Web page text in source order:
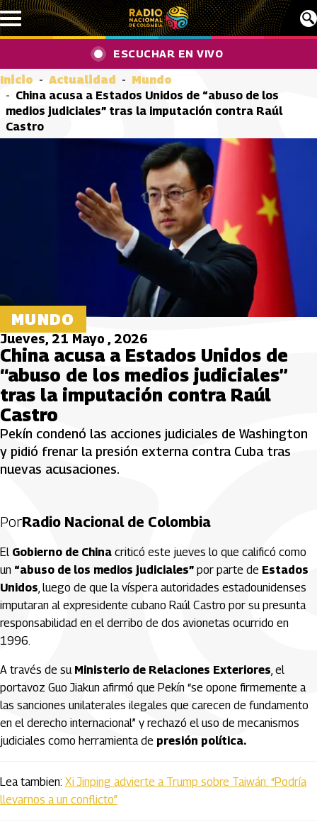
Pasar al contenido principal
ESCUCHAR EN VIVO
Inicio Actualidad
Mundo
China acusa a Estados Unidos de “abuso de los
medios judiciales” tras la imputación contra Raúl
Castro
MUNDO
Jueves, 21 Mayo , 2026
China acusa a Estados Unidos de
“abuso de los medios judiciales”
tras la imputación contra Raúl
Castro
Pekín condenó las acciones judiciales de Washington
y pidió frenar la presión externa contra Cuba tras
nuevas acusaciones.
PorRadio Nacional de Colombia
El Gobierno de China criticó este jueves lo que calificó como
un “abuso de los medios judiciales” por parte de Estados
Unidos, luego de que la víspera autoridades estadounidenses
imputaran al expresidente cubano Raúl Castro por su presunta
responsabilidad en el derribo de dos avionetas ocurrido en
1996.
A través de su Ministerio de Relaciones Exteriores, el
portavoz Guo Jiakun afirmó que Pekín “se opone firmemente a
las sanciones unilaterales ilegales que carecen de fundamento
en el derecho internacional” y rechazó el uso de mecanismos
judiciales como herramienta de presión política.
Lea tambien: Xi Jinping advierte a Trump sobre Taiwán: “Podría
llevarnos a un conflicto”